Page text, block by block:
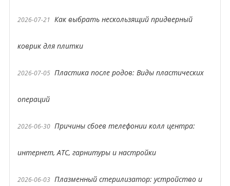
2026-07-21 Как выбрать нескользящий придверный
коврик для плитки
2026-07-05 Пластика после родов: Виды пластических
операций
2026-06-30 Причины сбоев телефонии колл центра:
интернет, АТС, гарнитуры и настройки
2026-06-03 Плазменный стерилизатор: устройство и